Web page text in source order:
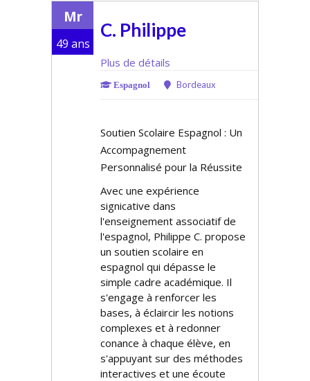
Mr
49 ans
C. Philippe
Plus de détails
Espagnol Bordeaux
Soutien Scolaire Espagnol : Un
Accompagnement
Personnalisé pour la Réussite
Avec une expérience
significative dans
l'enseignement associatif de
l'espagnol, Philippe C. propose
un soutien scolaire en
espagnol qui dépasse le
simple cadre académique. Il
s'engage à renforcer les
bases, à éclaircir les notions
complexes et à redonner
confiance à chaque élève, en
s'appuyant sur des méthodes
interactives et une écoute